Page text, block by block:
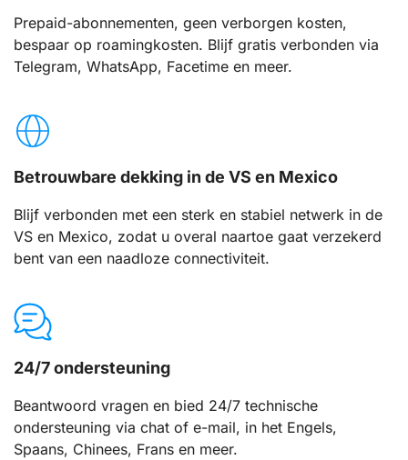
Prepaid-abonnementen, geen verborgen kosten,
bespaar op roamingkosten. Blijf gratis verbonden via
Telegram, WhatsApp, Facetime en meer.
Betrouwbare dekking in de VS en Mexico
Blijf verbonden met een sterk en stabiel netwerk in de
VS en Mexico, zodat u overal naartoe gaat verzekerd
bent van een naadloze connectiviteit.
24/7 ondersteuning
Beantwoord vragen en bied 24/7 technische
ondersteuning via chat of e-mail, in het Engels,
Spaans, Chinees, Frans en meer.